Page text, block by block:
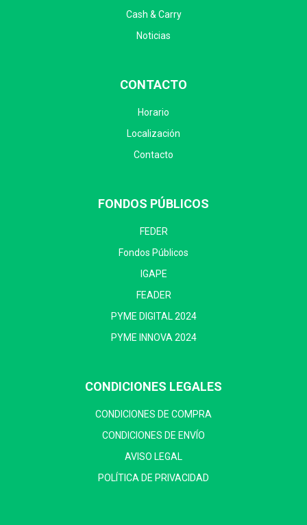
Cash & Carry
Noticias
CONTACTO
Horario
Localización
Contacto
FONDOS PÚBLICOS
FEDER
Fondos Públicos
IGAPE
FEADER
PYME DIGITAL 2024
PYME INNOVA 2024
CONDICIONES LEGALES
CONDICIONES DE COMPRA
CONDICIONES DE ENVÍO
AVISO LEGAL
POLÍTICA DE PRIVACIDAD